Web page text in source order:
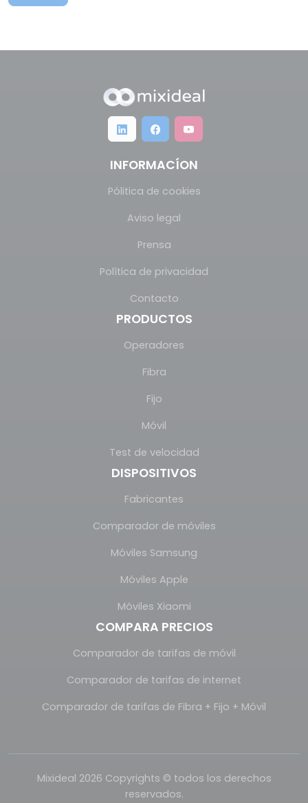
INFORMACÍON
Pólitica de cookies
Aviso legal
Prensa
Política de privacidad
Contacto
PRODUCTOS
Operadores
Fibra
Fijo
Móvil
Test de velocidad
DISPOSITIVOS
Fabricantes
Comparador de móviles
Móviles Samsung
Móviles Apple
Móviles Xiaomi
COMPARA PRECIOS
Comparador de tarifas de móvil
Comparador de tarifas de internet
Comparador de tarifas de Fibra + Fijo + Móvil
Mixideal 2026 Copyrights © todos los derechos
reservados.